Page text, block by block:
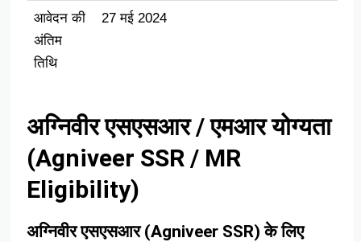
आवेदन की
अंतिम
तिथि
27 मई 2024
अग्निवीर एसएसआर / एमआर योग्यता
(Agniveer SSR / MR
Eligibility)
अग्निवीर एसएसआर (Agniveer SSR) के लिए